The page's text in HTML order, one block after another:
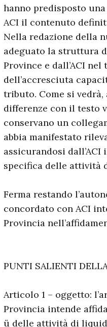
hanno predisposto
ACI il contenuto
Nella redazione della
adeguato la struttura
Province e dall’ACI
dell’accresciuta
tributo. Come si
differenze con il testo
conservano un
abbia manifestato
assicurandosi
specifica delle attività
Ferma restando
concordato con ACI
Provincia
PUNTI SALIENTI
Articolo 1 – oggetto:
Provincia intende
ü delle attività di